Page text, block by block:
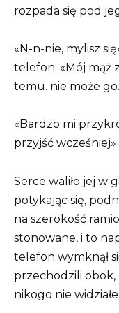
rozpada się pod
«N-n-nie, mylisz
telefon. «Mój mąż
temu. nie może
«Bardzo mi
przyjść wcześniej»
Serce waliło jej w
potykając się,
na szerokość
stonowane, i to
telefon wymknął
przechodzili obok,
nikogo nie